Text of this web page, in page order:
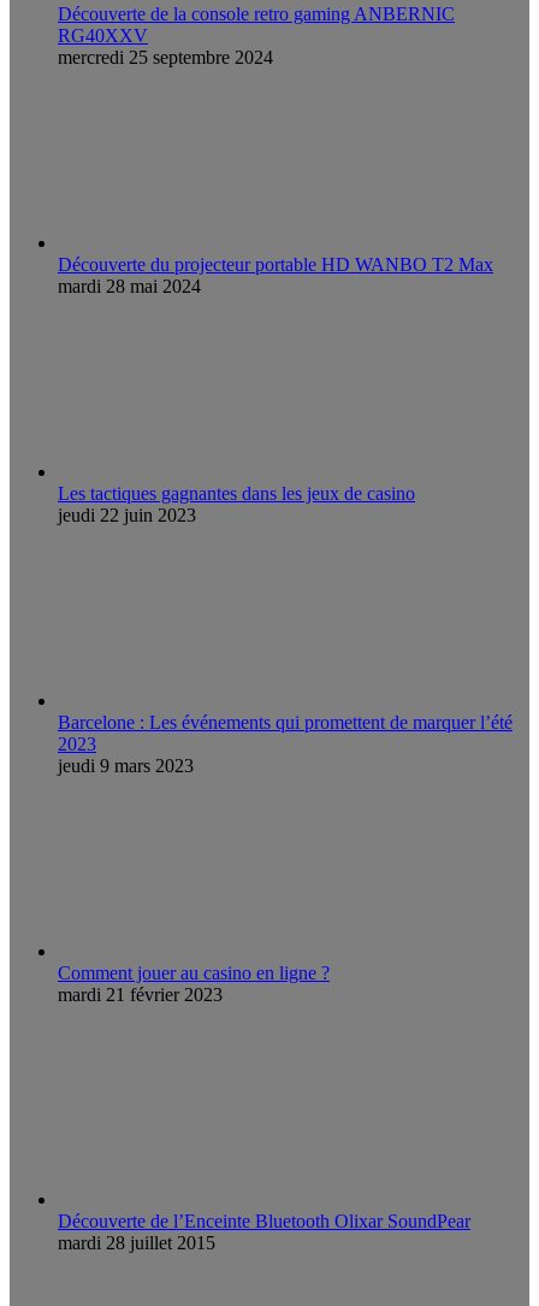
Découverte de la console retro gaming ANBERNIC
RG40XXV
mercredi 25 septembre 2024
Découverte du projecteur portable HD WANBO T2 Max
mardi 28 mai 2024
Les tactiques gagnantes dans les jeux de casino
jeudi 22 juin 2023
Barcelone : Les événements qui promettent de marquer l’été
2023
jeudi 9 mars 2023
Comment jouer au casino en ligne ?
mardi 21 février 2023
Découverte de l’Enceinte Bluetooth Olixar SoundPear
mardi 28 juillet 2015